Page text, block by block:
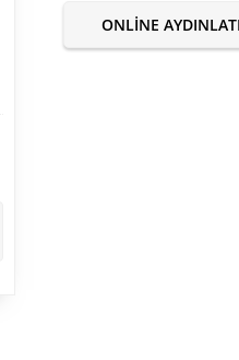
ONLINE